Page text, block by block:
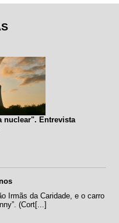
nuclear". Entrevista
Irmãs da Caridade, e o carro
(Cort[...]